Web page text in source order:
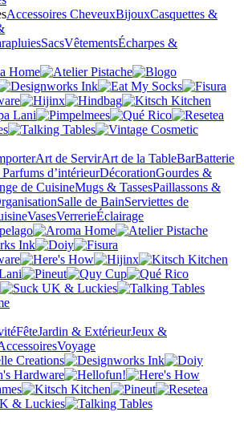
Accessoires CheveuxBijouxCasquettes &
SacsVêtementsÉcharpes &
Art de ServirArt de la TableBarBatterie
d’intérieurDécorationGourdes &
de CuisineMugs & TassesPaillassons &
Salle de BainServiettes de
VasesVerrerieÉclairage
FêteJardin & ExtérieurJeux &
Voyage